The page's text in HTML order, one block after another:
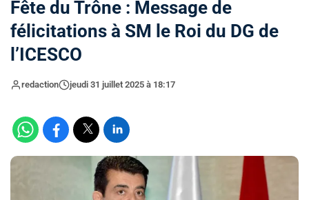
Fête du Trône : Message de
félicitations à SM le Roi du DG de
l’ICESCO
redaction jeudi 31 juillet 2025 à 18:17